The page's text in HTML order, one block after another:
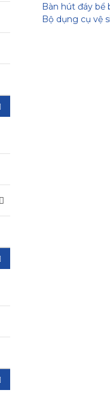
Bàn hút đáy bể
Bộ dụng cụ vệ